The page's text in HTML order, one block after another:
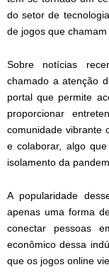
do setor de
de jogos que
Sobre notícias
chamado a atenção
portal que permite
proporcionar
comunidade vibrante
e colaborar, algo
isolamento da
A popularidade
apenas uma forma
conectar pessoas
econômico dessa
que os jogos online